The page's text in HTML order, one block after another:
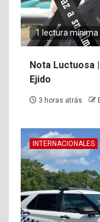
1 lectura mínima
Nota Luctuosa
Ejido
3 horas atrás
INTERNACIONALES